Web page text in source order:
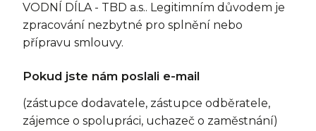
VODNÍ DÍLA - TBD a.s.. Legitimním důvodem je
zpracování nezbytné pro splnění nebo
přípravu smlouvy.
Pokud jste nám poslali e-mail
(zástupce dodavatele, zástupce odběratele,
zájemce o spolupráci, uchazeč o zaměstnání)